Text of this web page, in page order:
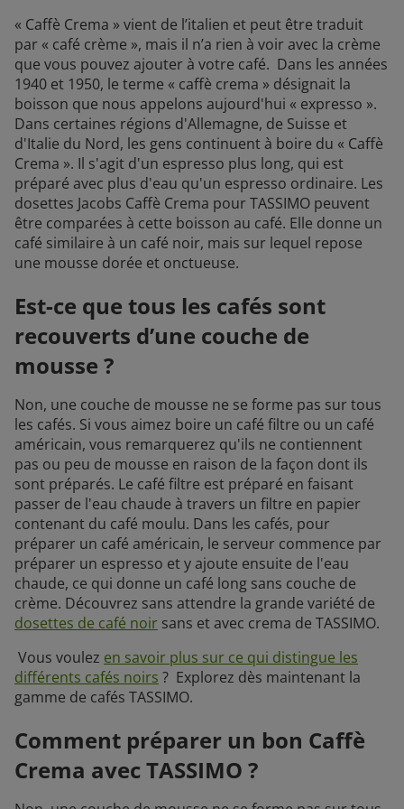
« Caffè Crema » vient de l’italien et peut être traduit
par « café crème », mais il n’a rien à voir avec la crème
que vous pouvez ajouter à votre café. Dans les années
1940 et 1950, le terme « caffè crema » désignait la
boisson que nous appelons aujourd'hui « expresso ».
Dans certaines régions d'Allemagne, de Suisse et
d'Italie du Nord, les gens continuent à boire du « Caffè
Crema ». Il s'agit d'un espresso plus long, qui est
préparé avec plus d'eau qu'un espresso ordinaire. Les
dosettes Jacobs Caffè Crema pour TASSIMO peuvent
être comparées à cette boisson au café. Elle donne un
café similaire à un café noir, mais sur lequel repose
une mousse dorée et onctueuse.
Est-ce que tous les cafés sont
recouverts d’une couche de
mousse ?
Non, une couche de mousse ne se forme pas sur tous
les cafés. Si vous aimez boire un café filtre ou un café
américain, vous remarquerez qu'ils ne contiennent
pas ou peu de mousse en raison de la façon dont ils
sont préparés. Le café filtre est préparé en faisant
passer de l'eau chaude à travers un filtre en papier
contenant du café moulu. Dans les cafés, pour
préparer un café américain, le serveur commence par
préparer un espresso et y ajoute ensuite de l'eau
chaude, ce qui donne un café long sans couche de
crème. Découvrez sans attendre la grande variété de
dosettes de café noir sans et avec crema de TASSIMO.
Vous voulez en savoir plus sur ce qui distingue les
différents cafés noirs ? Explorez dès maintenant la
gamme de cafés TASSIMO.
Comment préparer un bon Caffè
Crema avec TASSIMO ?